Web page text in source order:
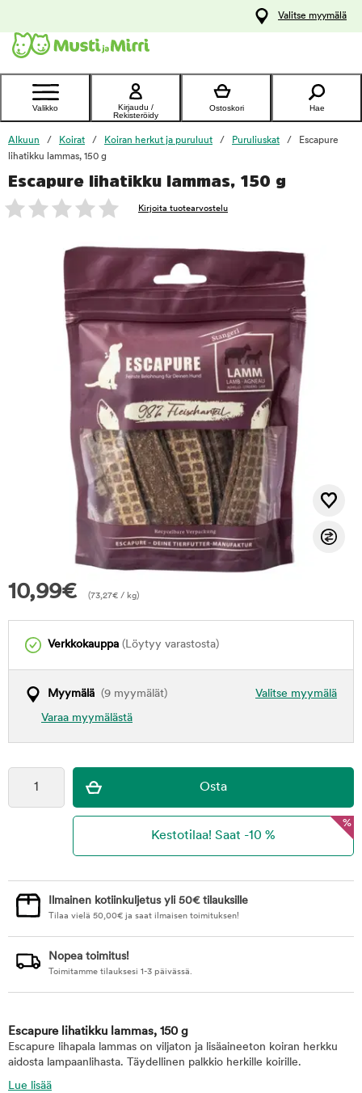
Ota yhteyttä
asiakaspalveluun
Valitse myymälä
Valikko
Kirjaudu /
Rekisteröidy
Ostoskori Hae
Alkuun Koirat Koiran herkut ja puruluut Puruliuskat
Escapure
lihatikku lammas, 150 g
Escapure lihatikku lammas, 150 g
Kirjoita tuotearvostelu
10,99€ (73,27€ / kg)
Verkkokauppa (Löytyy varastosta)
Valitse myymälä
Myymälä (9 myymälät)
Varaa myymälästä
foo
%
Ilmainen kotiinkuljetus yli 50€ tilauksille
Tilaa vielä 50,00€ ja saat ilmaisen toimituksen!
Nopea toimitus!
Toimitamme tilauksesi 1-3 päivässä.
Escapure lihatikku lammas, 150 g
Escapure lihapala lammas on viljaton ja lisäaineeton koiran herkku
aidosta lampaanlihasta. Täydellinen palkkio herkille koirille.
Lue lisää